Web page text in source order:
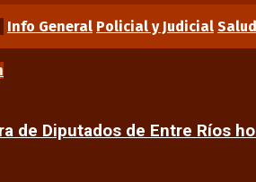
Info General Policial y Judicial Salud
de Diputados de Entre Ríos